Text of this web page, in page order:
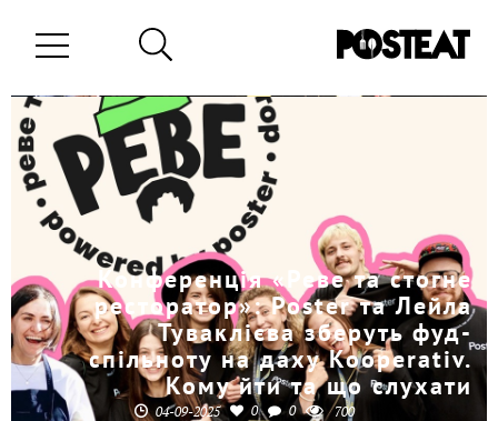
Конференція «Реве та стогне
ресторатор»: Poster та Лейла
Туваклієва зберуть фуд-
спільноту на даху Kooperativ.
Кому йти та що слухати
04-09-2025 0 0 700